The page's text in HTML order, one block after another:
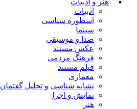
هنر و ادبیات
ادبیات
اسطوره شناسی
سینما
صدا و موسیقی
عکس مستند
فرهنگ مردمی
فیلم مستند
معماری
نشانه شناسی و تحلیل گفتمان
نمایش و اجرا
هنر